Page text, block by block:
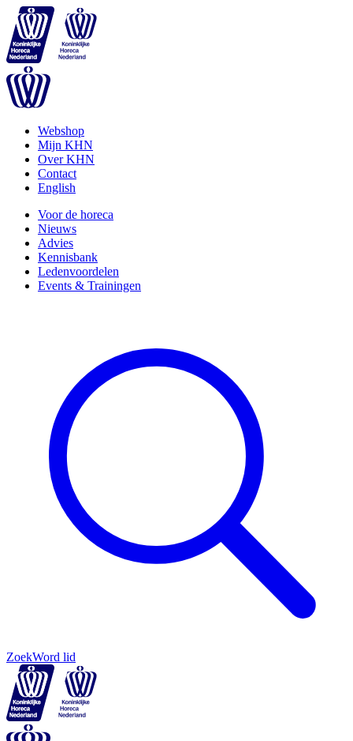
Webshop
Mijn KHN
Over KHN
Contact
English
Voor de horeca
Nieuws
Advies
Kennisbank
Ledenvoordelen
Events & Trainingen
ZoekWord lid